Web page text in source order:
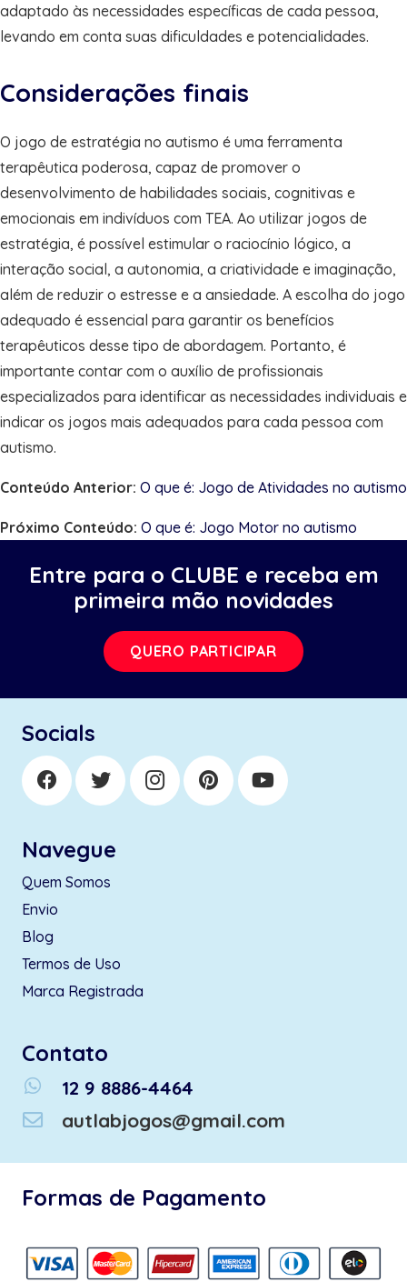
adaptado às necessidades específicas de cada pessoa,
levando em conta suas dificuldades e potencialidades.
Considerações finais
O jogo de estratégia no autismo é uma ferramenta
terapêutica poderosa, capaz de promover o
desenvolvimento de habilidades sociais, cognitivas e
emocionais em indivíduos com TEA. Ao utilizar jogos de
estratégia, é possível estimular o raciocínio lógico, a
interação social, a autonomia, a criatividade e imaginação,
além de reduzir o estresse e a ansiedade. A escolha do jogo
adequado é essencial para garantir os benefícios
terapêuticos desse tipo de abordagem. Portanto, é
importante contar com o auxílio de profissionais
especializados para identificar as necessidades individuais e
indicar os jogos mais adequados para cada pessoa com
autismo.
Conteúdo Anterior: O que é: Jogo de Atividades no autismo
Próximo Conteúdo: O que é: Jogo Motor no autismo
Entre para o CLUBE e receba em
primeira mão novidades
QUERO PARTICIPAR
Socials
Navegue
Quem Somos
Envio
Blog
Termos de Uso
Marca Registrada
Contato
whatsapp
12 9 8886-4464
autlabjogos@gmail.com
Formas de Pagamento